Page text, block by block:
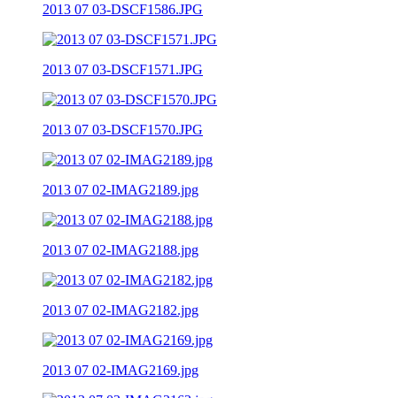
2013 07 03-DSCF1586.JPG
2013 07 03-DSCF1571.JPG
2013 07 03-DSCF1570.JPG
2013 07 02-IMAG2189.jpg
2013 07 02-IMAG2188.jpg
2013 07 02-IMAG2182.jpg
2013 07 02-IMAG2169.jpg